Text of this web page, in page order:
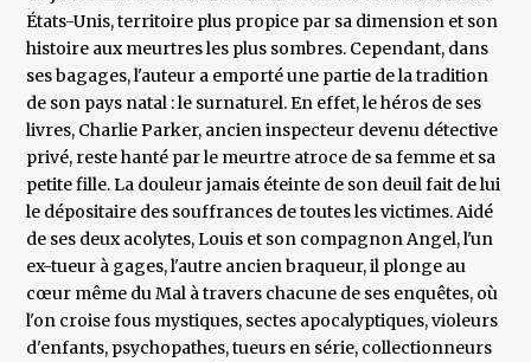
États-Unis, territoire plus propice par sa dimension et son
histoire aux meurtres les plus sombres. Cependant, dans
ses bagages, l'auteur a emporté une partie de la tradition
de son pays natal : le surnaturel. En effet, le héros de ses
livres, Charlie Parker, ancien inspecteur devenu détective
privé, reste hanté par le meurtre atroce de sa femme et sa
petite fille. La douleur jamais éteinte de son deuil fait de lui
le dépositaire des souffrances de toutes les victimes. Aidé
de ses deux acolytes, Louis et son compagnon Angel, l'un
ex-tueur à gages, l'autre ancien braqueur, il plonge au
cœur même du Mal à travers chacune de ses enquêtes, où
l'on croise fous mystiques, sectes apocalyptiques, violeurs
d'enfants, psychopathes, tueurs en série, collectionneurs